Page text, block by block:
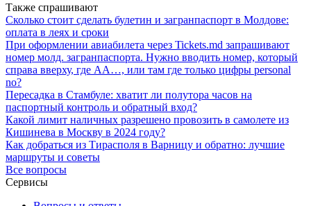
Также спрашивают
Сколько стоит сделать булетин и загранпаспорт в Молдове:
оплата в леях и сроки
При оформлении авиабилета через Tickets.md запрашивают
номер молд. загранпаспорта. Нужно вводить номер, который
справа вверху, где AA…, или там где только цифры personal
no?
Пересадка в Стамбуле: хватит ли полутора часов на
паспортный контроль и обратный вход?
Какой лимит наличных разрешено провозить в самолете из
Кишинева в Москву в 2024 году?
Как добраться из Тирасполя в Варницу и обратно: лучшие
маршруты и советы
Все вопросы
Сервисы